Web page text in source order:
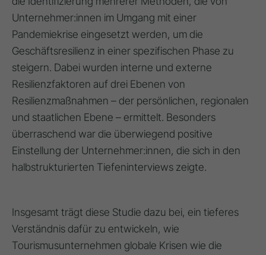
Unternehmer:innen im Umgang mit einer
Pandemiekrise eingesetzt werden, um die
Geschäftsresilienz in einer spezifischen Phase zu
steigern. Dabei wurden interne und externe
Resilienzfaktoren auf drei Ebenen von
Resilienzmaßnahmen – der persönlichen, regionalen
und staatlichen Ebene – ermittelt. Besonders
überraschend war die überwiegend positive
Einstellung der Unternehmer:innen, die sich in den
halbstrukturierten Tiefeninterviews zeigte.
Insgesamt trägt diese Studie dazu bei, ein tieferes
Verständnis dafür zu entwickeln, wie
Tourismusunternehmen globale Krisen wie die